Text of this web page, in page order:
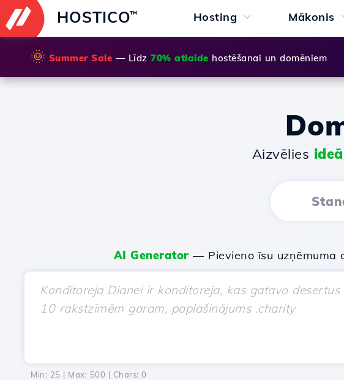
HOSTICO™ Hosting Mākonis
🌞 Summer Sale — Līdz 70% atlaide hostēšanai un domēniem
Aizvēlies
AI Generator — Pievieno īsu uzņēmuma
Min: 25 | Max: 500 | Chars: 0